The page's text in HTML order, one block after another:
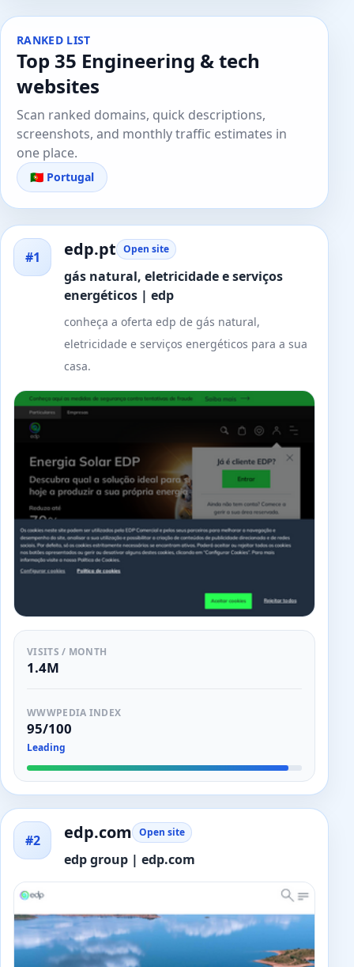
RANKED LIST
Top 35 Engineering & tech
websites
Scan ranked domains, quick descriptions,
screenshots, and monthly traffic estimates in
one place.
🇵🇹 Portugal
#1 edp.pt Open site
gás natural, eletricidade e serviços
energéticos | edp
conheça a oferta edp de gás natural,
eletricidade e serviços energéticos para a sua
casa.
VISITS / MONTH
1.4M
WWWPEDIA INDEX
95/100
Leading
#2 edp.com Open site
edp group | edp.com